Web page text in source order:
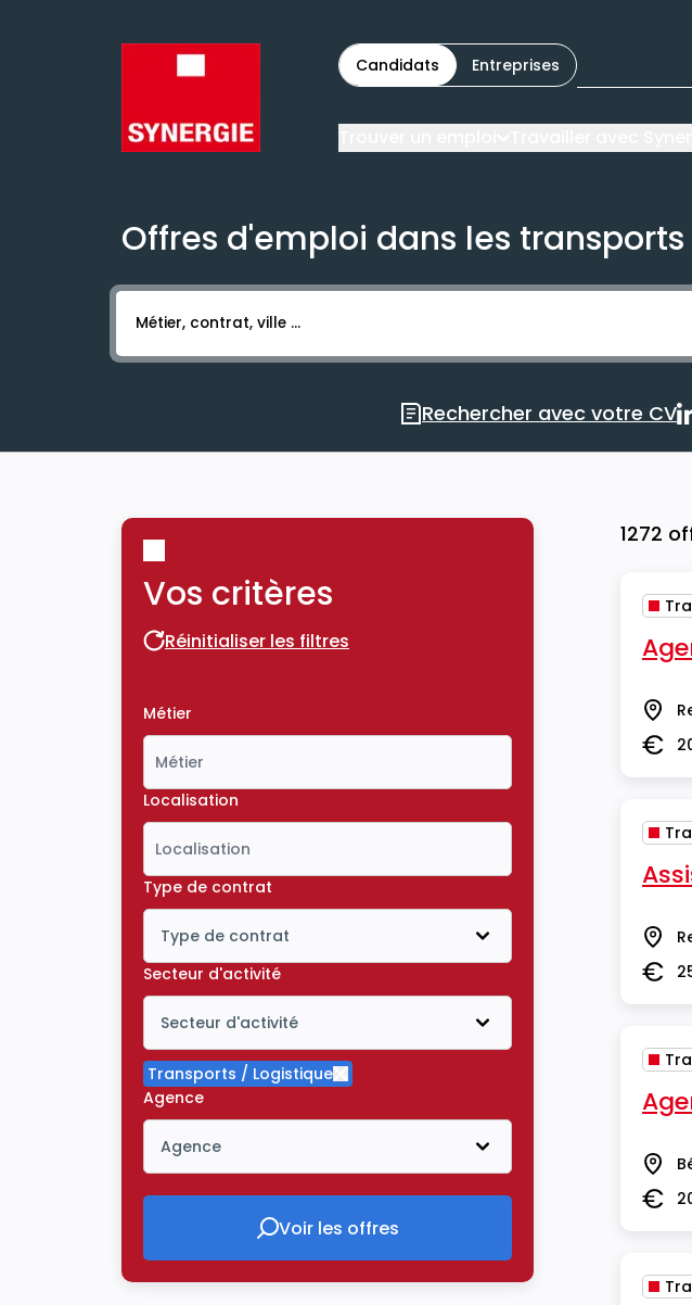
Candidats Entreprises
Offres d'emploi dans les
Activer l’élément pour lancer l’enregistrement. Vous aurez 10
Rechercher
Rechercher avec votre CV
Vos critères
Réinitialiser les filtres
Réinitialiser les filtres
Métier
Localisation
Type de contrat
Type de contrat
Icône ouvrir la liste déroulante
Secteur d'activité
Secteur d'activité
Icône ouvrir la liste déroulante
Transports / Logistique
Supprimer le critère Transports / Logistique
Agence
Agence
Icône ouvrir la liste déroulante
Voir les offres
Voir les offres
1272
Lieu
Lieu
Lieu